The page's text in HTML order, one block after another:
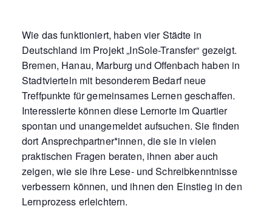
Wie das funktioniert, haben vier Städte in
Deutschland im Projekt „InSole-Transfer“ gezeigt.
Bremen, Hanau, Marburg und Offenbach haben in
Stadtvierteln mit besonderem Bedarf neue
Treffpunkte für gemeinsames Lernen geschaffen.
Interessierte können diese Lernorte im Quartier
spontan und unangemeldet aufsuchen. Sie finden
dort Ansprechpartner*innen, die sie in vielen
praktischen Fragen beraten, ihnen aber auch
zeigen, wie sie ihre Lese- und Schreibkenntnisse
verbessern können, und ihnen den Einstieg in den
Lernprozess erleichtern.